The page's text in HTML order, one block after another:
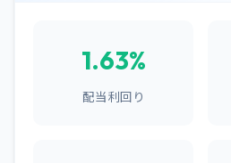
1.63%
配当利回り